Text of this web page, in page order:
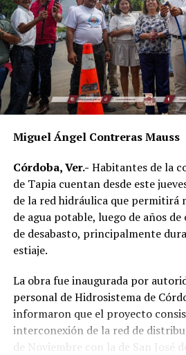
Al evento acudieron el alcalde de
Alonso Cerezo; la síndica única,
integrantes del Cabildo, así
Municipal, Luz del Carmen
coordinadora de Bienestar Social,
Tosqui.
También participaron Lisset Dalila
Virginia Medorio Trujillo,
Emprender el Vuelo.
El diálogo permitió poner sobre
de fortalecer la participación de
espacios públicos y comunitarios,
las brechas de desigualdad.
Miguel Ángel Contreras Mauss
Córdoba, Ver.- Habitantes de la
de Tapia cuentan desde este
de la red hidráulica que permitirá
de agua potable, luego de años
de desabasto, principalmente
estiaje.
La obra fue inaugurada por
personal de Hidrosistema de
informaron que el proyecto
interconexión de la red de
de Noviembre con la de San José